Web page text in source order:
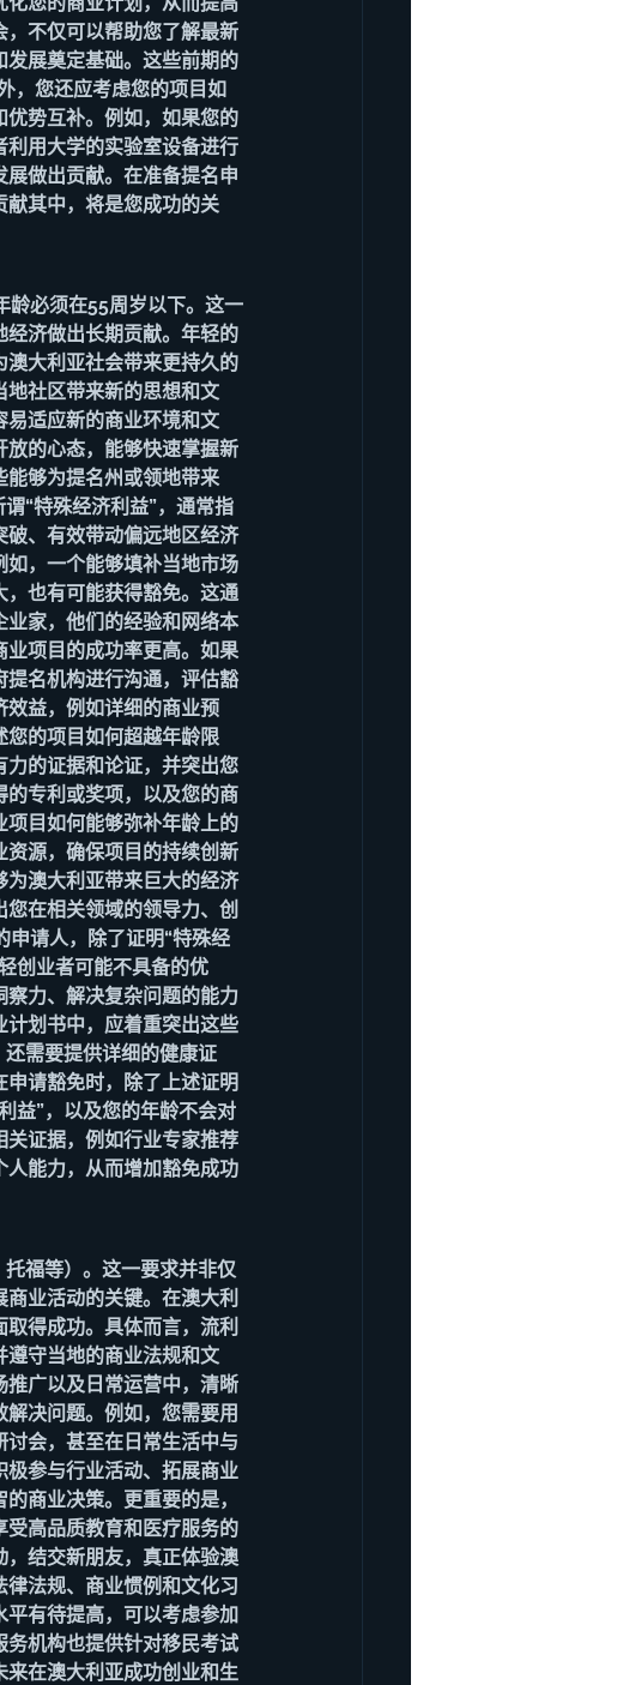
不仅可以帮助您了解最新
展奠定基础。这些前期的
，您还应考虑您的项目如
势互补。例如，如果您的
用大学的实验室设备进行
做出贡献。在准备提名申
其中，将是您成功的关
必须在55周岁以下。这一
济做出长期贡献。年轻的
大利亚社会带来更持久的
社区带来新的思想和文
适应新的商业环境和文
的心态，能够快速掌握新
够为提名州或领地带来
“特殊经济利益”，通常指
、有效带动偏远地区经济
，一个能够填补当地市场
也有可能获得豁免。这通
家，他们的经验和网络本
项目的成功率更高。如果
名机构进行沟通，评估豁
益，例如详细的商业预
的项目如何超越年龄限
的证据和论证，并突出您
专利或奖项，以及您的商
目如何能够弥补年龄上的
源，确保项目的持续创新
澳大利亚带来巨大的经济
在相关领域的领导力、创
申请人，除了证明“特殊经
创业者可能不具备的优
力、解决复杂问题的能力
划书中，应着重突出这些
需要提供详细的健康证
请豁免时，除了上述证明
益”，以及您的年龄不会对
证据，例如行业专家推荐
能力，从而增加豁免成功
福等）。这一要求并非仅
业活动的关键。在澳大利
得成功。具体而言，流利
遵守当地的商业法规和文
广以及日常运营中，清晰
决问题。例如，您需要用
会，甚至在日常生活中与
参与行业活动、拓展商业
商业决策。更重要的是，
高品质教育和医疗服务的
结交新朋友，真正体验澳
法规、商业惯例和文化习
有待提高，可以考虑参加
机构也提供针对移民考试
在澳大利亚成功创业和生